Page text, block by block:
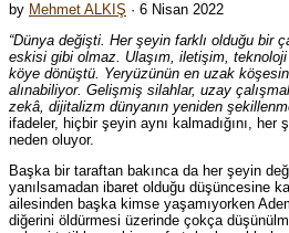
by Mehmet ALKIŞ · 6 Nisan 2022
“Dünya değişti. Her şeyin farklı olduğu bir
eskisi gibi olmaz. Ulaşım, iletişim, teknoloji
köye dönüştü. Yeryüzünün en uzak
alınabiliyor. Gelişmiş silahlar, uzay
zekâ, dijitalizm dünyanın yeniden
ifadeler, hiçbir şeyin aynı kalmadığını,
neden oluyor.
Başka bir taraftan bakınca da her şeyin
yanılsamadan ibaret olduğu düşüncesine
ailesinden başka kimse yaşamıyorken
diğerini öldürmesi üzerinde çokça